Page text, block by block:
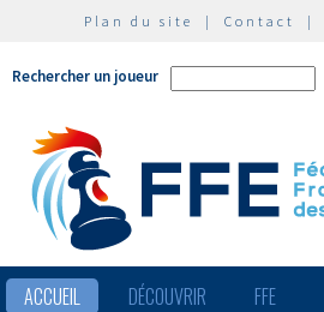
Plan du site | Contact |
Rechercher un joueur
ACCUEIL DÉCOUVRIR FFE